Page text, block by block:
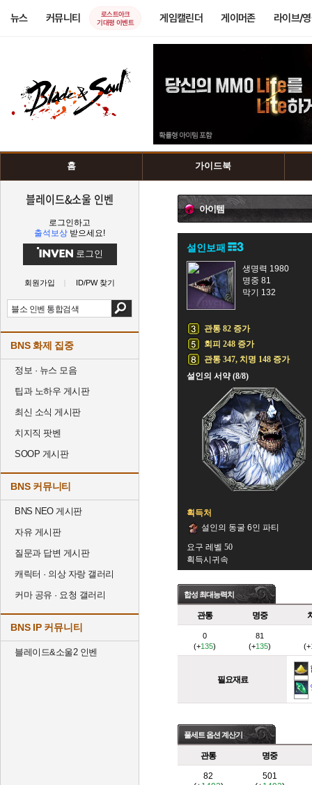
뉴스 커뮤니티
로스트아크
기대평 이벤트
게임캘린더 게이머존 라이브/
홈 가이드북
블레이드&소울 인벤
로그인하고
출석보상 받으세요!
로그인
회원가입 ID/PW 찾기
BNS 화제 집중
정보 · 뉴스 모음
팁과 노하우 게시판
최신 소식 게시판
치지직 팟벤
SOOP 게시판
BNS 커뮤니티
BNS NEO 게시판
자유 게시판
질문과 답변 게시판
캐릭터 · 의상 자랑 갤러리
커마 공유 · 요청 갤러리
BNS IP 커뮤니티
블레이드&소울2 인벤
아이템
설인보패
생명력 1980
명중 81
막기 132
관통 82 증가
회피 248 증가
관통 347, 치명 148 증가
설인의 서약 (8/8)
획득처
설인의 동굴 6인 파티
요구 레벨 50
획득시귀속
합성 최대능력치
관통 명중
0
(+135)
81
(+135) (+
필요재료
풀세트 옵션 계산기
관통 명중
82
501